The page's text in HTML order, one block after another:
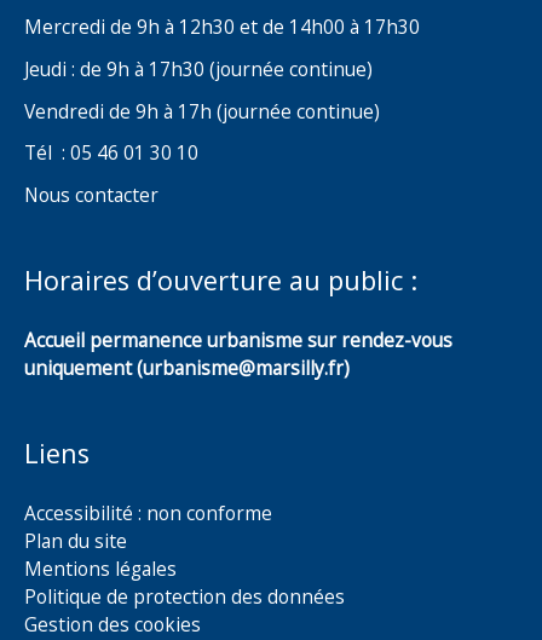
Mercredi de 9h à 12h30 et de 14h00 à 17h30
Jeudi : de 9h à 17h30 (journée continue)
Vendredi de 9h à 17h (journée continue)
Tél : 05 46 01 30 10
Nous contacter
Horaires d’ouverture au public :
Accueil permanence urbanisme sur rendez-vous
uniquement (urbanisme@marsilly.fr)
Liens
Accessibilité : non conforme
Plan du site
Mentions légales
Politique de protection des données
Gestion des cookies